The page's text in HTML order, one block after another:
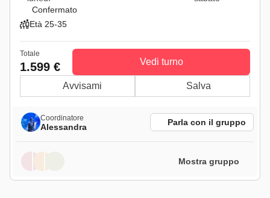
Confermato
Età 25-35
Totale
1.599 € Vedi turno
Avvisami Salva
Coordinatore
Alessandra Parla con il gruppo
Mostra gruppo